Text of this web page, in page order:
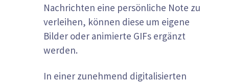
Nachrichten eine persönliche Note zu
verleihen, können diese um eigene
Bilder oder animierte GIFs ergänzt
werden.
In einer zunehmend digitalisierten